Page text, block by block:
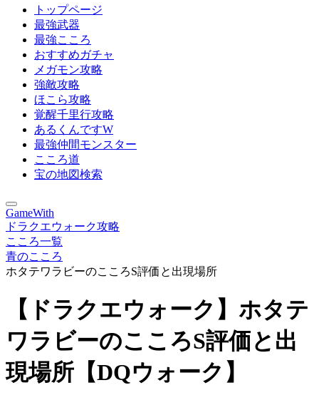
トップページ
最強武器
最強こころ
おすすめガチャ
メガモン攻略
強敵攻略
ほこら攻略
覚醒千里行攻略
あるくんですW
最強仲間モンスター
こころ道
宝の地図検索
GameWith
ドラクエウォーク攻略
こころ一覧
青のこころ
ホタテワラビーのこころS評価と出現場所
【ドラクエウォーク】ホタテ
ワラビーのこころS評価と出
現場所【DQウォーク】